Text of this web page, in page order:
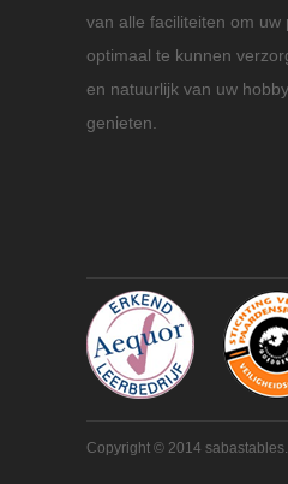
van alle faciliteiten om uw
optimaal te kunnen
en natuurlijk van uw
genieten.
Copyright © 2014